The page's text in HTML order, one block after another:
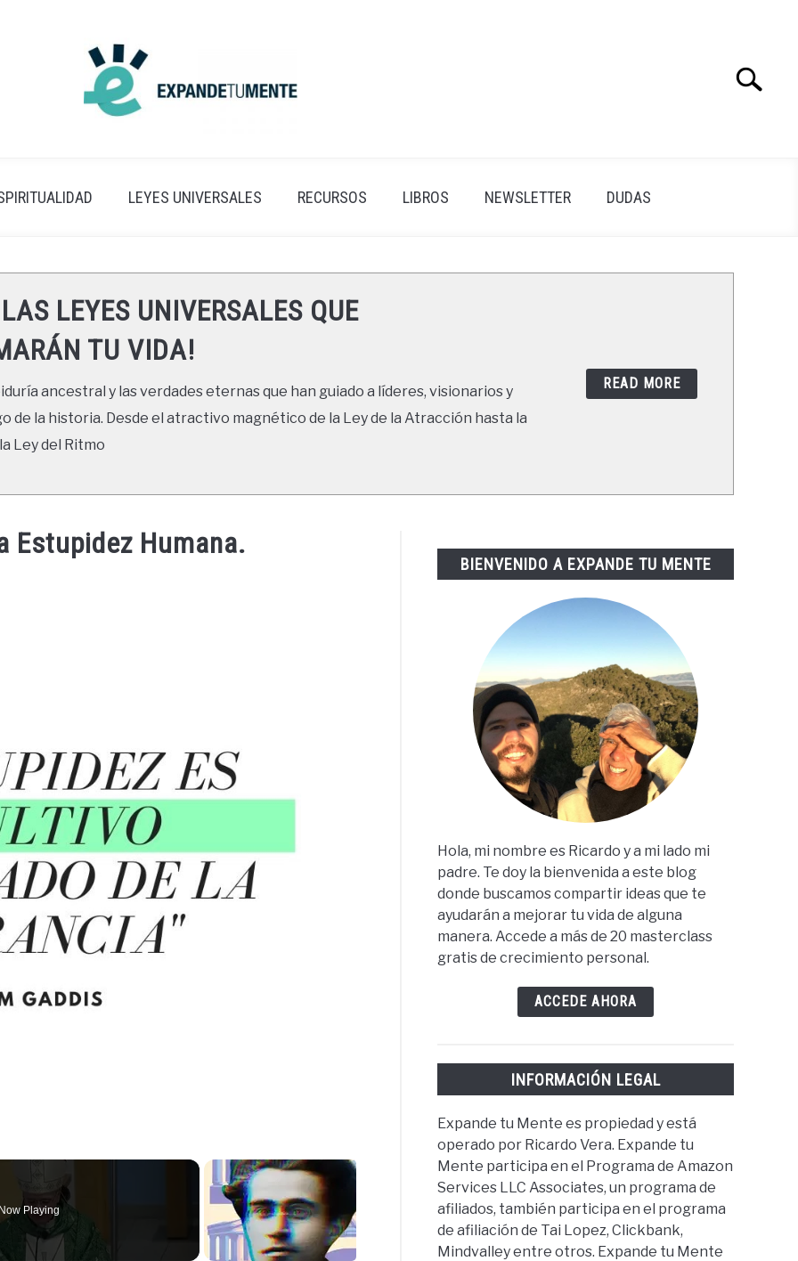
Search
LEYES UNIVERSALES RECURSOS LIBROS NEWSLETTER DUDAS
LEYES UNIVERSALES QUE
TU VIDA!
ancestral y las verdades eternas que han guiado a líderes, visionarios y
de la historia. Desde el atractivo magnético de la Ley de la Atracción hasta la
Ley del Ritmo
READ MORE
Estupidez Humana.
Playing
BIENVENIDO A EXPANDE TU MENTE
Hola, mi nombre es Ricardo y a mi lado mi
padre. Te doy la bienvenida a este blog
donde buscamos compartir ideas que te
ayudarán a mejorar tu vida de alguna
manera. Accede a más de 20 masterclass
gratis de crecimiento personal.
ACCEDE AHORA
INFORMACIÓN LEGAL
Expande tu Mente es propiedad y está
operado por Ricardo Vera. Expande tu
Mente participa en el Programa de Amazon
Services LLC Associates, un programa de
afiliados, también participa en el programa
de afiliación de Tai Lopez, Clickbank,
Mindvalley entre otros. Expande tu Mente